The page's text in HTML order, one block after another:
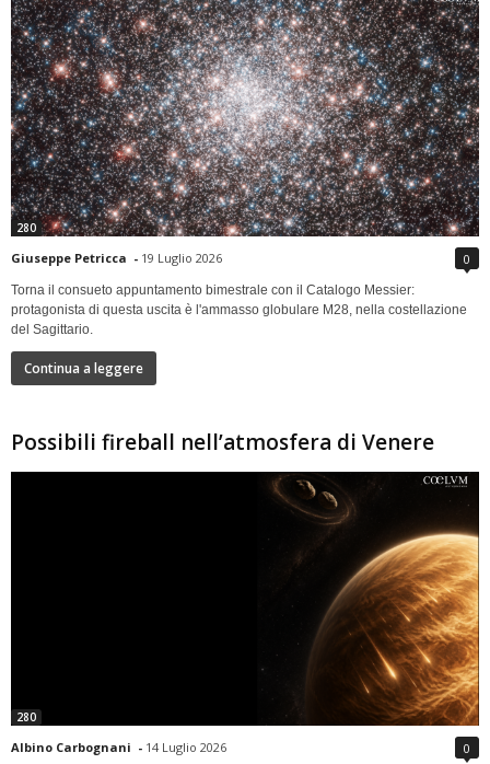
280
Giuseppe Petricca - 19 Luglio 2026 0
Torna il consueto appuntamento bimestrale con il Catalogo Messier:
protagonista di questa uscita è l'ammasso globulare M28, nella costellazione
del Sagittario.
Continua a leggere
Possibili fireball nell’atmosfera di Venere
280
Albino Carbognani - 14 Luglio 2026 0